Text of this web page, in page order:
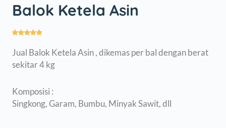
Balok Ketela Asin
Jual Balok Ketela Asin , dikemas per bal dengan berat
sekitar 4 kg
Komposisi :
Singkong, Garam, Bumbu, Minyak Sawit, dll